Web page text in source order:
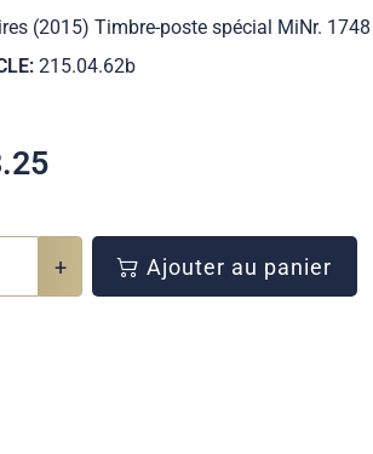
(2015) Timbre-poste spécial MiNr.
215.04.62b
+ Ajouter au panier